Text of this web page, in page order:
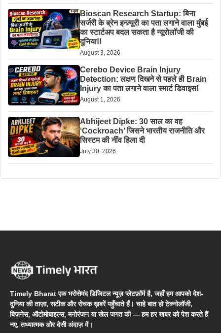
Bioscan Research Startup: बिना
सर्जरी के ब्रेन इन्ज़्यूरी का पता लगाने वाला मुंबई
का स्टार्टअप बदल सकता है न्यूरोलॉजी की
दुनिया!!
August 3, 2026
Cerebo Device Brain Injury
Detection: लक्षण दिखने से पहले ही Brain
Injury का पता लगाने वाला स्मार्ट डिवाइस!
August 1, 2026
Abhijeet Dipke: 30 साल का वह
‘Cockroach’ जिसने भारतीय राजनीति और
सिस्टम की नींव हिला दी
July 30, 2026
Timely Bharat एक भरोसेमंद डिजिटल न्यूज़ प्लेटफ़ॉर्म है, जहाँ हम आपको देश-
दुनिया की ताज़ा, सटीक और रोचक ख़बरें पहुँचाते हैं। चाहे बात हो टेक्नोलॉजी,
बिज़नेस, ऑटोमोबाइल्स, मनोरंजन या खेल जगत की — हम हर खबर को पेश करते हैं
नए, तथ्यात्मक और देसी अंदाज़ में।